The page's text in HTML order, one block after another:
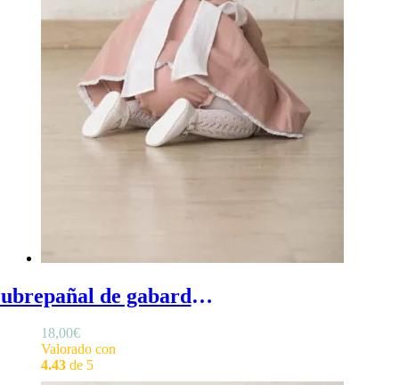
Cubrepañal de gabardina - cubrepañal de algodón
18,00€
Valorado con
4.43 de 5